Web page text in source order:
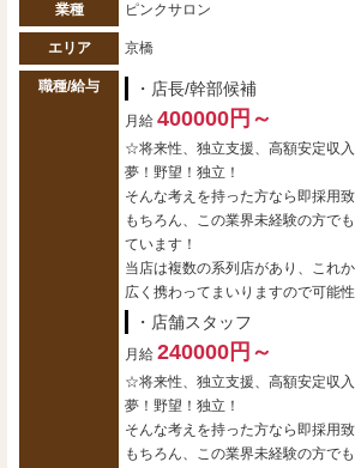
業種 ピンクサロン
エリア 京橋
職種/給与 ・店長/幹部候補
月給 400000円～
☆将来性、独立支援、高額安定収
夢！野望！独立！
そんな考えを持った方なら即採用致
もちろん、この業界未経験の方で
ています！
当店は複数の系列店があり、これ
広く携わってまいりますので可能
・店舗スタッフ
月給 240000円～
☆将来性、独立支援、高額安定収
夢！野望！独立！
そんな考えを持った方なら即採用致
もちろん、この業界未経験の方で